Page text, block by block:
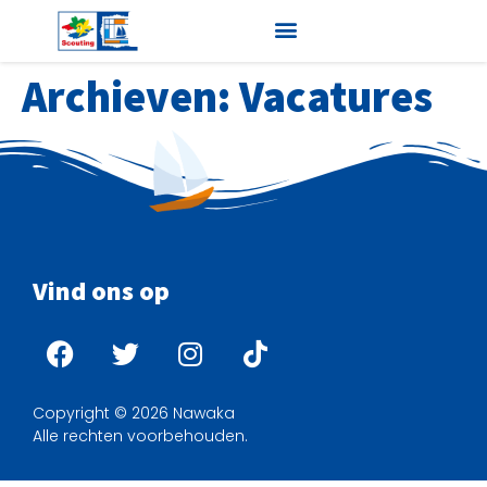
Archieven:Vacatures
Vind ons op
Copyright © 2026 Nawaka
Alle rechten voorbehouden.